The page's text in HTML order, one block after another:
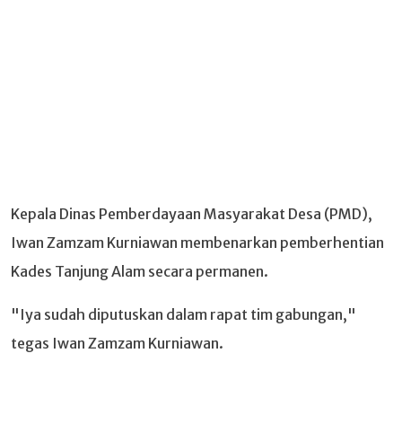
Kepala Dinas Pemberdayaan Masyarakat Desa (PMD),
Iwan Zamzam Kurniawan membenarkan pemberhentian
Kades Tanjung Alam secara permanen.
"Iya sudah diputuskan dalam rapat tim gabungan,"
tegas Iwan Zamzam Kurniawan.